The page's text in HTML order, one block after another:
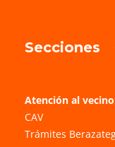
Secciones
Atención al vecino
CAV
Trámites